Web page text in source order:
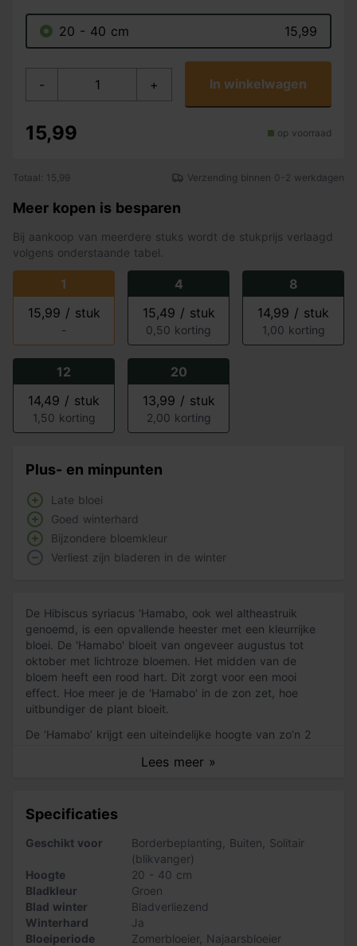
20 - 40 cm 15,99
- + In winkelwagen
15,99 op voorraad
Totaal: 15,99 Verzending binnen 0-2 werkdagen
Meer kopen is besparen
Bij aankoop van meerdere stuks wordt de stukprijs verlaagd
volgens onderstaande tabel.
1
15,99 / stuk
-
4
15,49 / stuk
0,50 korting
8
14,99 / stuk
1,00 korting
12
14,49 / stuk
1,50 korting
20
13,99 / stuk
2,00 korting
Plus- en minpunten
Late bloei
Goed winterhard
Bijzondere bloemkleur
Verliest zijn bladeren in de winter
De Hibiscus syriacus 'Hamabo, ook wel altheastruik
genoemd, is een opvallende heester met een kleurrijke
bloei. De 'Hamabo' bloeit van ongeveer augustus tot
oktober met lichtroze bloemen. Het midden van de
bloem heeft een rood hart. Dit zorgt voor een mooi
effect. Hoe meer je de 'Hamabo' in de zon zet, hoe
uitbundiger de plant bloeit.
Lees meer »
De ‘Hamabo’ krijgt een uiteindelijke hoogte van zo’n 2
temperaturen tot -15 graden Celsius.Wel verliest de plant
Zo verzorg je de ‘Hamabo’
plekje in de halfschaduw geven. Zorg wel voor een
vochtige en goed waterdoorlatende bodem. Deze struik
bloeit op eenjarig hout. Je kunt jaarlijks na de bloei de
oudste takken van de ‘Hamabo’ verwijderen. Dit
stimuleert een gezonde bloei.
Specificaties
Geschikt voor Borderbeplanting Buiten
Solitair
(blikvanger)
Hoogte
20 - 40 cm
Bladkleur
Groen
Blad winter
Bladverliezend
Winterhard
Ja
Bloeiperiode
Zomerbloeier, Najaarsbloeier